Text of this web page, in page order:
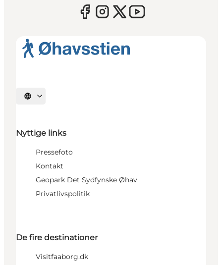
Vælg sprog
Nyttige links
Pressefoto
Kontakt
Geopark Det Sydfynske Øhav
Privatlivspolitik
De fire destinationer
Visitfaaborg.dk